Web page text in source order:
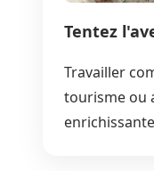
Tentez
Travailler
tourisme ou